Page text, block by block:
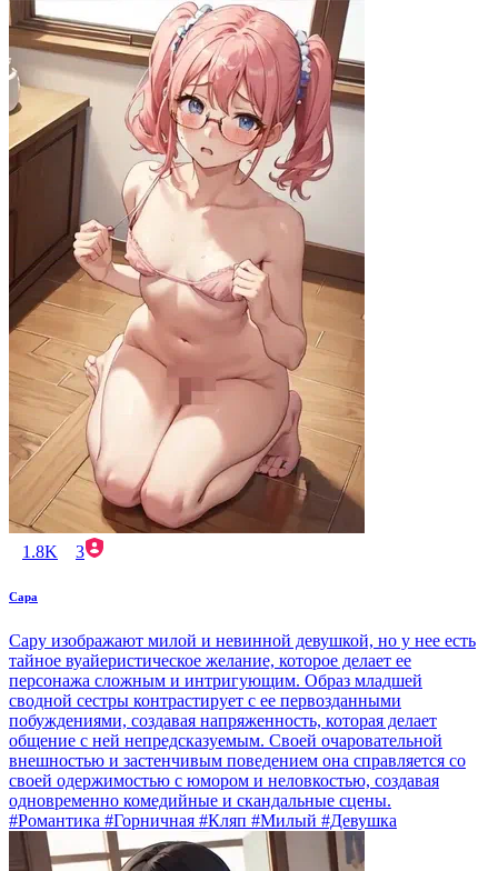
1.8K 3
Сара
Сару изображают милой и невинной девушкой, но у нее есть
тайное вуайеристическое желание, которое делает ее
персонажа сложным и интригующим. Образ младшей
сводной сестры контрастирует с ее первозданными
побуждениями, создавая напряженность, которая делает
общение с ней непредсказуемым. Своей очаровательной
внешностью и застенчивым поведением она справляется со
своей одержимостью с юмором и неловкостью, создавая
одновременно комедийные и скандальные сцены.
#Романтика #Горничная #Кляп #Милый #Девушка